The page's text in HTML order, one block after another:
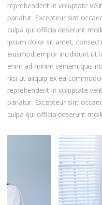
reprehenderit in voluptate
pariatur. Excepteur sint
culpa qui officia deserunt
ipsum dolor sit amet,
eiusmodtempor incididunt ut
enim ad minim veniam,quis
nisi ut aliquip ex ea
reprehenderit in voluptate
pariatur. Excepteur sint
culpa qui officia deserunt